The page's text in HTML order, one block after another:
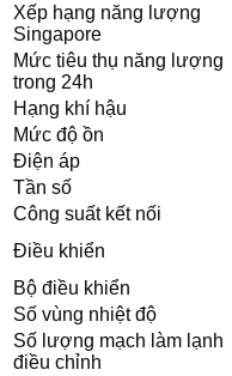
Xếp hạng năng lượng
Singapore
Mức tiêu thụ năng lượng
trong 24h
Hạng khí hậu
Mức độ ồn
Điện áp
Tần số
Công suất kết nối
Điều khiển
Bộ điều khiển
Số vùng nhiệt độ
Số lượng mạch làm lạnh
điều chỉnh